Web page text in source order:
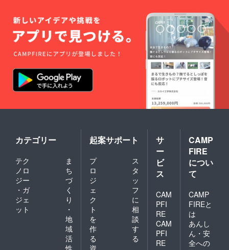
カテゴリー
テク
ノロ
ジー
・ガ
ジェ
ット
ま
ち
づ
く
り
・
地
域
活
性
起案サポート
プ
ロ
ジ
ェ
ク
ト
を
作
る
ス
タ
ッ
フ
に
相
談
す
る
資
サ
ー
ビ
ス
CAM
PFI
RE
CAM
PFI
RE
CAMP
FIRE
につい
て
CAMP
FIREと
は
あんし
ん・安
全への